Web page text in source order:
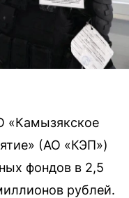
«Камызякское
(АО «КЭП»)
фондов в 2,5
рублей.